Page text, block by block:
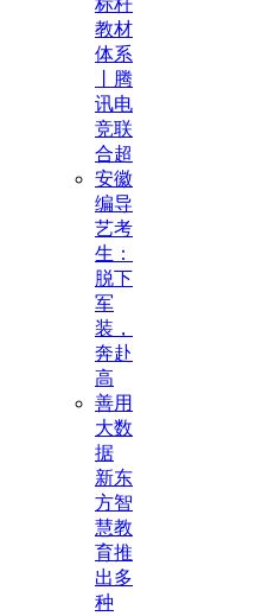
标杆
教材
体系
丨腾
讯电
竞联
合超
安徽
编导
艺考
生：
脱下
军
装，
奔赴
高
善用
大数
据
新东
方智
慧教
育推
出多
种